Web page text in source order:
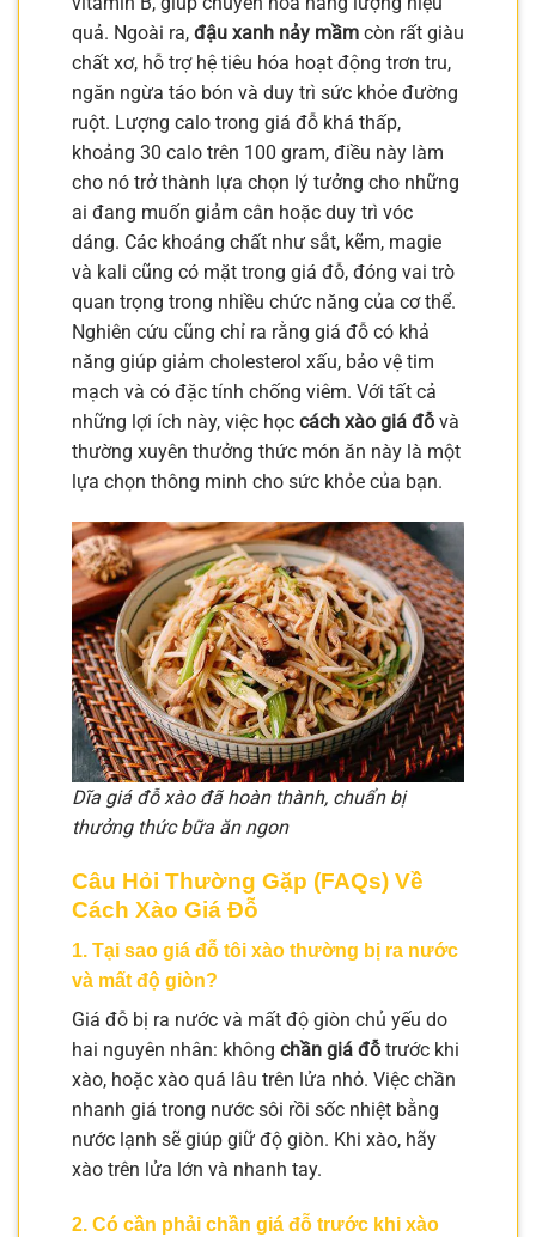
quả. Ngoài ra, đậu xanh nảy mầm còn rất giàu
chất xơ, hỗ trợ hệ tiêu hóa hoạt động trơn tru,
ngăn ngừa táo bón và duy trì sức khỏe đường
ruột. Lượng calo trong giá đỗ khá thấp,
khoảng 30 calo trên 100 gram, điều này làm
cho nó trở thành lựa chọn lý tưởng cho những
ai đang muốn giảm cân hoặc duy trì vóc
dáng. Các khoáng chất như sắt, kẽm, magie
và kali cũng có mặt trong giá đỗ, đóng vai trò
quan trọng trong nhiều chức năng của cơ thể.
Nghiên cứu cũng chỉ ra rằng giá đỗ có khả
năng giúp giảm cholesterol xấu, bảo vệ tim
mạch và có đặc tính chống viêm. Với tất cả
những lợi ích này, việc học cách xào giá đỗ và
thường xuyên thưởng thức món ăn này là một
lựa chọn thông minh cho sức khỏe của bạn.
Dĩa giá đỗ xào đã hoàn thành, chuẩn bị
thưởng thức bữa ăn ngon
Câu Hỏi Thường Gặp (FAQs) Về
Cách Xào Giá Đỗ
1. Tại sao giá đỗ tôi xào thường bị ra nước
và mất độ giòn?
Giá đỗ bị ra nước và mất độ giòn chủ yếu do
hai nguyên nhân: không chần giá đỗ trước khi
xào, hoặc xào quá lâu trên lửa nhỏ. Việc chần
nhanh giá trong nước sôi rồi sốc nhiệt bằng
nước lạnh sẽ giúp giữ độ giòn. Khi xào, hãy
xào trên lửa lớn và nhanh tay.
2. Có cần phải chần giá đỗ trước khi xào